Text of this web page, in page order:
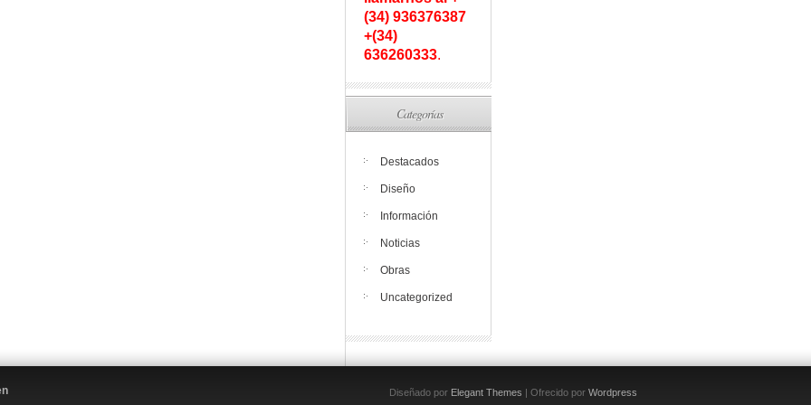
(34) 936376387
+(34)
636260333.
Categorías
Destacados
Diseño
Información
Noticias
Obras
Uncategorized
Diseñado por Elegant Themes | Ofrecido por Wordpress